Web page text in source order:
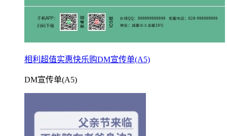
相利超值实惠快乐购DM宣传单(A5)
DM宣传单(A5)